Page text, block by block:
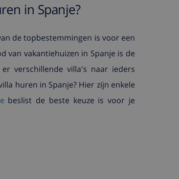
in Spanje?
de topbestemmingen is voor een
van vakantiehuizen in Spanje is de
verschillende villa's naar ieders
huren in Spanje? Hier zijn enkele
beslist de beste keuze is voor je